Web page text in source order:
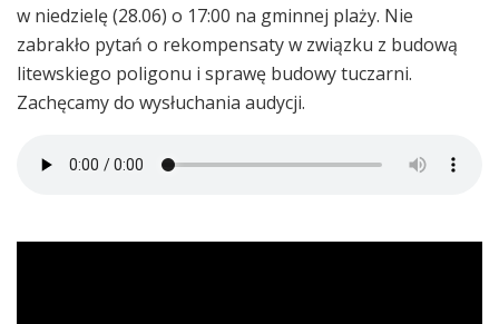
w niedzielę (28.06) o 17:00 na gminnej plaży. Nie
zabrakło pytań o rekompensaty w związku z budową
litewskiego poligonu i sprawę budowy tuczarni.
Zachęcamy do wysłuchania audycji.